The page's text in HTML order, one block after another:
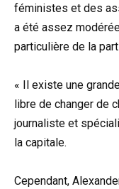
féministes et des
a été assez
particulière de la
« Il existe une
libre de changer de
journaliste et
la capitale.
Cependant,